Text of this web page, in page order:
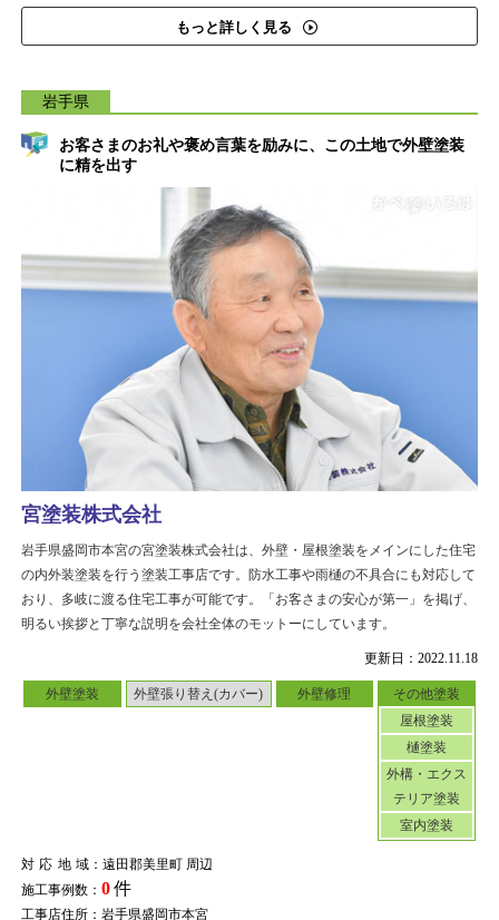
もっと詳しく見る
岩手県
お客さまのお礼や褒め言葉を励みに、この土地で外壁塗装
に精を出す
更新日：2022.11.18
外壁塗装 外壁張り替え(カバー) 外壁修理
その他塗装
屋根塗装
樋塗装
外構・エクス
テリア塗装
室内塗装
対応地域：遠田郡美里町 周辺
施工事例数： 0件
工事店住所：岩手県盛岡市本宮
宮塗装株式会社
岩手県盛岡市本宮の宮塗装株式会社は、外壁・屋根塗装をメインにした住宅
の内外装塗装を行う塗装工事店です。防水工事や雨樋の不具合にも対応して
おり、多岐に渡る住宅工事が可能です。「お客さまの安心が第一」を掲げ、
明るい挨拶と丁寧な説明を会社全体のモットーにしています。